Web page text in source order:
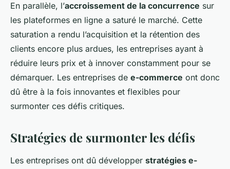
En parallèle, l’accroissement de la concurrence sur
les plateformes en ligne a saturé le marché. Cette
saturation a rendu l’acquisition et la rétention des
clients encore plus ardues, les entreprises ayant à
réduire leurs prix et à innover constamment pour se
démarquer. Les entreprises de e-commerce ont donc
dû être à la fois innovantes et flexibles pour
surmonter ces défis critiques.
Stratégies de surmonter les défis
Les entreprises ont dû développer stratégies e-